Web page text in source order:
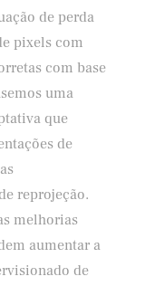
de perda
pixels com
com base
uma
que
de
reprojeção.
melhorias
aumentar a
de